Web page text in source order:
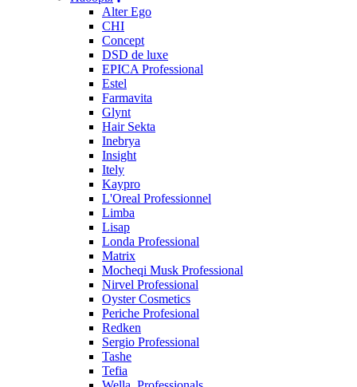
Alter Ego
CHI
Concept
DSD de luxe
EPICA Professional
Estel
Farmavita
Glynt
Hair Sekta
Inebrya
Insight
Itely
Kaypro
L'Oreal Professionnel
Limba
Lisap
Londa Professional
Matrix
Mocheqi Musk Professional
Nirvel Professional
Oyster Cosmetics
Periche Profesional
Redken
Sergio Professional
Tashe
Tefia